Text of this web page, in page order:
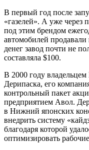
В первый год после
«газелей». А уже через
под этим брендом
автомобилей
денег завод почти не
составляла $100.
В 2000 году
Дерипаска, его
контрольный пакет
предприятием Авол.
в Нижний японских
внедрить систему
благодаря которой
оптимизировать